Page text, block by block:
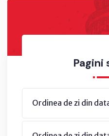
Pagini
Ordinea de zi din